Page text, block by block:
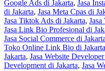
Google Ads di Jakarta, Jasa
di Jakarta, Jasa Meta Cpas di
Jasa Tiktok Ads di Jakarta,
Jasa Link Bio Profesional di
Jasa Social Commerce di Jakarta
Toko Online Link Bio di Jakarta
Jakarta, Jasa Website
Development di Jakarta, Jasa